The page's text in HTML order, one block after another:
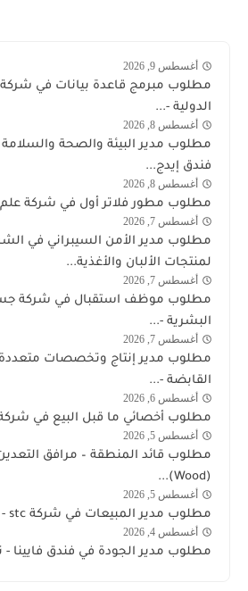
السعودية
أغسطس 9, 2026
مطلوب مبرمج قاعدة بيانات في
الدولية -...
وظائف
أغسطس 8, 2026
مطلوب مدير البيئة والصحة
فندق إيدج...
شركة
أغسطس 8, 2026
مطلوب مطور فلاتر أول في شركة علم -
وظائف
أغسطس 7, 2026
مطلوب مدير الأمن السيبراني في
لمنتجات الألبان والأغذية...
السعودية
أغسطس 7, 2026
مطلوب موظف استقبال في شركة جسور
البشرية -...
وظائف
أغسطس 7, 2026
مطلوب مدير إنتاج وتخصصات متعددة
القابضة -...
الشركة
السعودية
لمنتجات
الألبان
والأغذية
أغسطس 6, 2026
مطلوب أخصائي ما قبل البيع في
وظائف
أغسطس 5, 2026
مطلوب قائد المنطقة – مرافق
(Wood)...
stc
توظيف
أغسطس 5, 2026
مطلوب مدير المبيعات في شركة stc - الخبر 2026 (دوام...
وظائف
أغسطس 4, 2026
مطلوب مدير الجودة في فندق فايينا - تبوك 2026